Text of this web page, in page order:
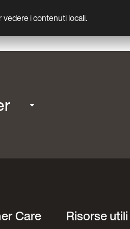
vedere i contenuti locali.
Care Risorse utili